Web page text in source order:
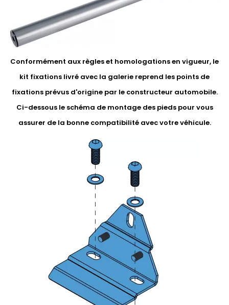
Conformément aux règles et homologations en vigueur, le
kit fixations livré avec la galerie reprend les points de
fixations prévus d'origine par le constructeur automobile.
Ci-dessous le schéma de montage des pieds pour vous
assurer de la bonne compatibilité avec votre véhicule.